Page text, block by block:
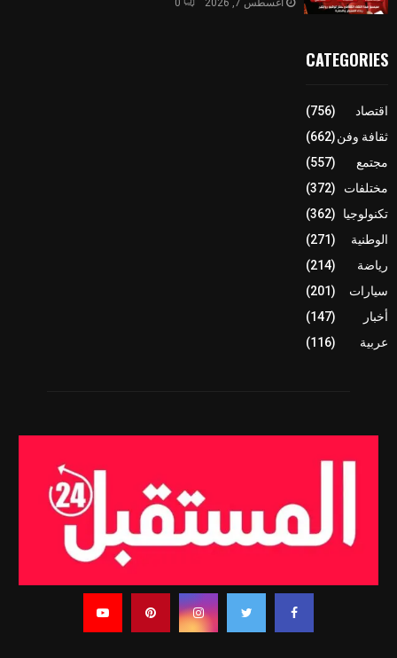
أغسطس 7, 2026 0
CATEGORIES
اقتصاد
(756)
ثقافة وفن(662)
مجتمع
(557)
مختلفات
(372)
تكنولوجيا
(362)
الوطنية
(271)
رياضة
(214)
سيارات
(201)
أخبار
(147)
عربية
(116)